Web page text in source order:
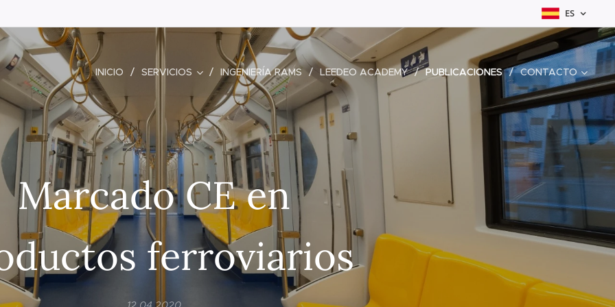
ES
INICIO SERVICIOS INGENIERÍA RAMS LEEDEO ACADEMY PUBLICACIONES CONTACTO
Marcado CE en
ferroviarios